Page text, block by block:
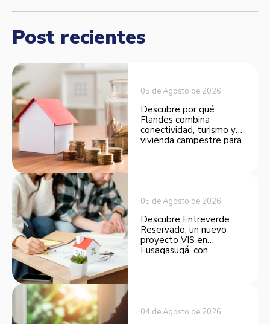
Post recientes
05 de Agosto de 2026
Descubre por qué
Flandes combina
conectividad, turismo y
vivienda campestre para
05 de Agosto de 2026
Descubre Entreverde
Reservado, un nuevo
proyecto VIS en
Fusagasugá, con
04 de Agosto de 2026